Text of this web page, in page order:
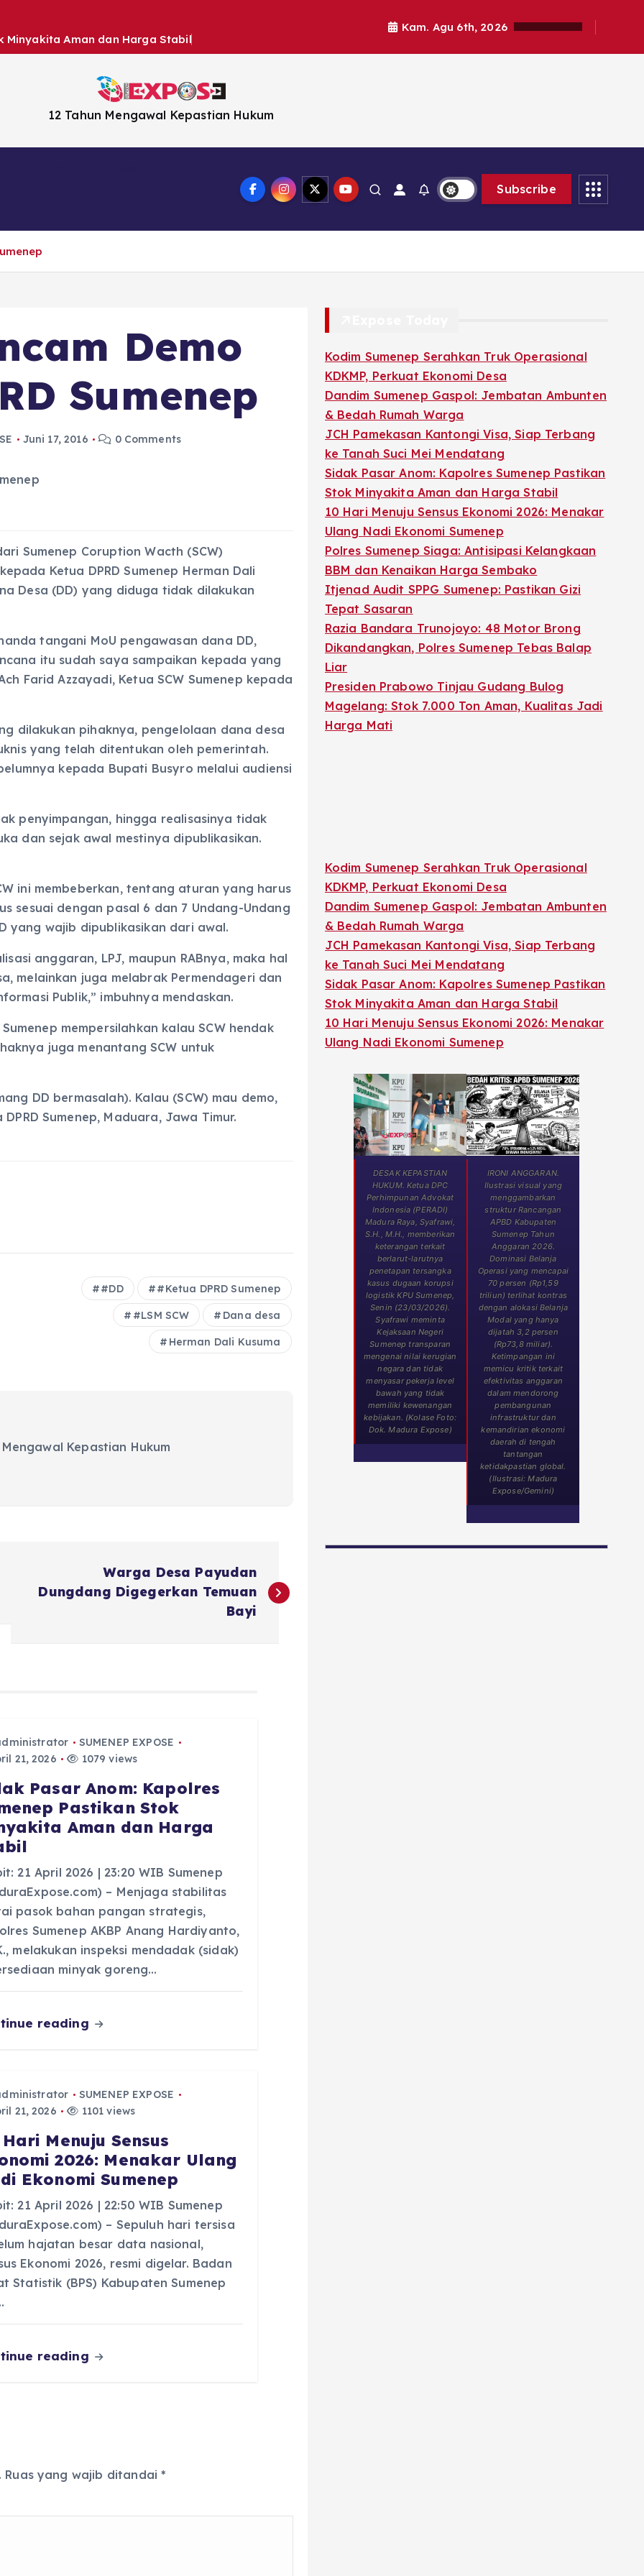
Minyakita Aman dan Harga Stabil
Kam. Agu 6th, 2026
12 Tahun Mengawal Kepastian Hukum
Subscribe
Demo
Sumenep
Juni 17, 2016 0 Comments
Sumenep Coruption Wacth (SCW)
Ketua DPRD Sumenep Herman Dali
Desa (DD) yang diduga tidak dilakukan
tangani MoU pengawasan dana DD,
itu sudah saya sampaikan kepada yang
Farid Azzayadi, Ketua SCW Sumenep kepada
dilakukan pihaknya, pengelolaan dana desa
yang telah ditentukan oleh pemerintah.
kepada Bupati Busyro melalui audiensi
penyimpangan, hingga realisasinya tidak
dan sejak awal mestinya dipublikasikan.
ini membeberkan, tentang aturan yang harus
sesuai dengan pasal 6 dan 7 Undang-Undang
yang wajib dipublikasikan dari awal.
anggaran, LPJ, maupun RABnya, maka hal
melainkan juga melabrak Permendageri dan
Publik,” imbuhnya mendaskan.
mempersilahkan kalau SCW hendak
juga menantang SCW untuk
DD bermasalah). Kalau (SCW) mau demo,
Sumenep, Maduara, Jawa Timur.
#DD #Ketua DPRD Sumenep
#LSM SCW Dana desa
Herman Dali Kusuma
Kepastian Hukum
Warga Desa Payudan
Dungdang Digegerkan Temuan
Bayi
SUMENEP EXPOSE
21, 2026
1079 views
Pasar Anom: Kapolres
Pastikan Stok
Aman dan Harga
21 April 2026 | 23:20 WIB Sumenep
– Menjaga stabilitas
pasok bahan pangan strategis,
Sumenep AKBP Anang Hardiyanto,
melakukan inspeksi mendadak (sidak)
minyak goreng…
reading
SUMENEP EXPOSE
21, 2026
1101 views
Menuju Sensus
2026: Menakar Ulang
Ekonomi Sumenep
21 April 2026 | 22:50 WIB Sumenep
– Sepuluh hari tersisa
hajatan besar data nasional,
Ekonomi 2026, resmi digelar. Badan
Statistik (BPS) Kabupaten Sumenep
reading
Ruas yang wajib ditandai*
Kodim Sumenep Serahkan Truk Operasional
KDKMP, Perkuat Ekonomi Desa
Dandim Sumenep Gaspol: Jembatan Ambunten
& Bedah Rumah Warga
JCH Pamekasan Kantongi Visa, Siap Terbang
ke Tanah Suci Mei Mendatang
Sidak Pasar Anom: Kapolres Sumenep Pastikan
Stok Minyakita Aman dan Harga Stabil
10 Hari Menuju Sensus Ekonomi 2026: Menakar
Ulang Nadi Ekonomi Sumenep
Polres Sumenep Siaga: Antisipasi Kelangkaan
BBM dan Kenaikan Harga Sembako
Itjenad Audit SPPG Sumenep: Pastikan Gizi
Tepat Sasaran
Razia Bandara Trunojoyo: 48 Motor Brong
Dikandangkan, Polres Sumenep Tebas Balap
Liar
Presiden Prabowo Tinjau Gudang Bulog
Magelang: Stok 7.000 Ton Aman, Kualitas Jadi
Harga Mati
Kodim Sumenep Serahkan Truk Operasional
KDKMP, Perkuat Ekonomi Desa
Dandim Sumenep Gaspol: Jembatan Ambunten
& Bedah Rumah Warga
JCH Pamekasan Kantongi Visa, Siap Terbang
ke Tanah Suci Mei Mendatang
Sidak Pasar Anom: Kapolres Sumenep Pastikan
Stok Minyakita Aman dan Harga Stabil
10 Hari Menuju Sensus Ekonomi 2026: Menakar
Ulang Nadi Ekonomi Sumenep
DESAK KEPASTIAN
HUKUM. Ketua DPC
Perhimpunan Advokat
Indonesia (PERADI)
Madura Raya, Syafrawi,
S.H., M.H., memberikan
keterangan terkait
berlarut-larutnya
penetapan tersangka
kasus dugaan korupsi
logistik KPU Sumenep,
Senin (23/03/2026).
Syafrawi meminta
Kejaksaan Negeri
Sumenep transparan
mengenai nilai kerugian
negara dan tidak
menyasar pekerja level
bawah yang tidak
memiliki kewenangan
kebijakan. (Kolase Foto:
Dok. Madura Expose)
IRONI ANGGARAN.
Ilustrasi visual yang
menggambarkan
struktur Rancangan
APBD Kabupaten
Sumenep Tahun
Anggaran 2026.
Dominasi Belanja
Operasi yang mencapai
70 persen (Rp1,59
triliun) terlihat kontras
dengan alokasi Belanja
Modal yang hanya
dijatah 3,2 persen
(Rp73,8 miliar).
Ketimpangan ini
memicu kritik terkait
efektivitas anggaran
dalam mendorong
pembangunan
infrastruktur dan
kemandirian ekonomi
daerah di tengah
tantangan
ketidakpastian global.
(Ilustrasi: Madura
Expose/Gemini)